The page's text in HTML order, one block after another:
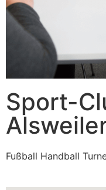
Sport-
Fußball Handball